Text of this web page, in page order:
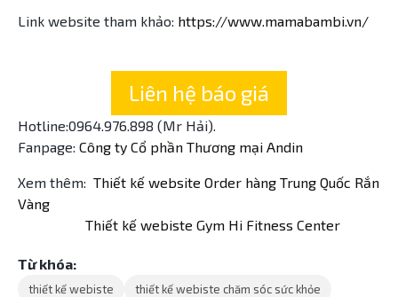
Link website tham khảo: https://www.mamabambi.vn/
Liên hệ báo giá
Hotline:0964.976.898 (Mr Hải).
Fanpage: Công ty Cổ phần Thương mại Andin
Xem thêm: Thiết kế website Order hàng Trung Quốc Rắn
Vàng
Thiết kế webiste Gym Hi Fitness Center
Từ khóa:
thiết kế webiste
thiết kế webiste chăm sóc sức khỏe